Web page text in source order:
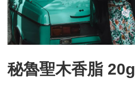
秘魯聖木香脂 20g